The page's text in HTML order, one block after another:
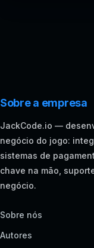
Sobre a empresa
JackCode.io —
negócio do jogo:
sistemas de
chave na mão,
negócio.
Sobre nós
Autores